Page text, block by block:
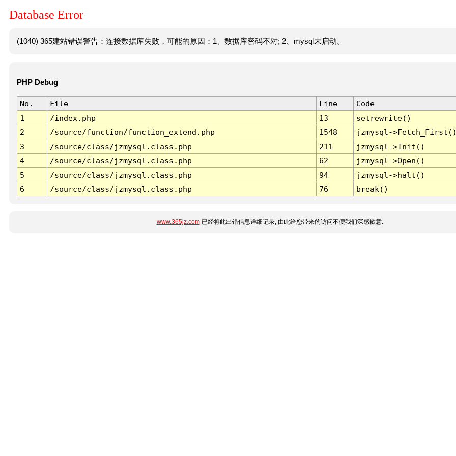
Database Error
(1040) 365建站错误警告：连接数据库失败，可能的原因：1、数据库密码不对; 2、mysql未启动。
PHP Debug
No. File Line
Code
1
/index.php 13
setrewrite()
2
/source/function/function_extend.php 1548
jzmysql-
3
/source/class/jzmysql.class.php 211
jzmysql->Init()
4
/source/class/jzmysql.class.php 62
jzmysql->Open()
5
/source/class/jzmysql.class.php 94
jzmysql->halt()
6
/source/class/jzmysql.class.php 76 break()
www.365jz.com已经将此出错信息详细记录, 由此给您带来的访问不便我们深感歉意.